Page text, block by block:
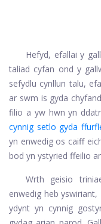
Hefyd, efallai y
taliad cyfan ond y
sefydlu cynllun talu,
ar swm is gyda
filio a yw hwn yn
cynnig setlo gyda
yn enwedig os caiff
bod yn ystyried ffeilio
Wrth geisio
enwedig heb
ydynt yn cynnig